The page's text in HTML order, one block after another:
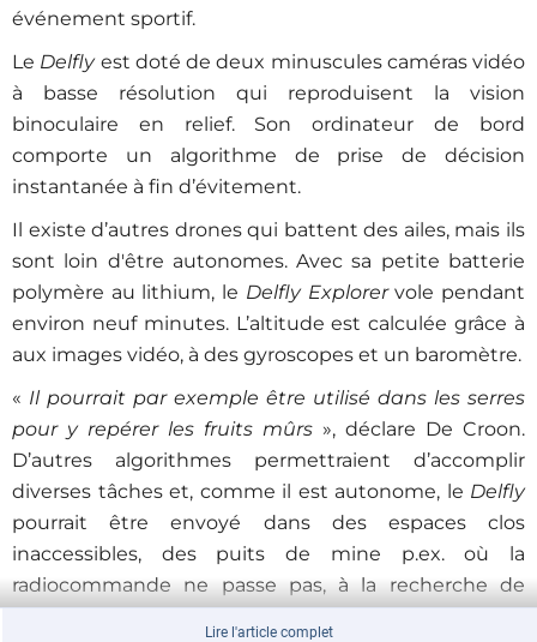
événement sportif.
Le Delflyest doté de deux minuscules caméras vidéo
à basse résolution qui reproduisent la vision
binoculaire en relief. Son ordinateur de bord
comporte un algorithme de prise de décision
instantanée à fin d’évitement.
Il existe d’autres drones qui battent des ailes, mais ils
sont loin d'être autonomes. Avec sa petite batterie
polymère au lithium, le Delfly Explorervole pendant
environ neuf minutes. L’altitude est calculée grâce à
aux images vidéo, à des gyroscopes et un baromètre.
« Il pourrait par exemple être utilisé dans les serres
pour y repérer les fruits mûrs », déclare De Croon.
D’autres algorithmes permettraient d’accomplir
diverses tâches et, comme il est autonome, le Delfly
pourrait être envoyé dans des espaces clos
inaccessibles, des puits de mine p.ex. où la
radiocommande ne passe pas, à la recherche de
Lire l'article complet